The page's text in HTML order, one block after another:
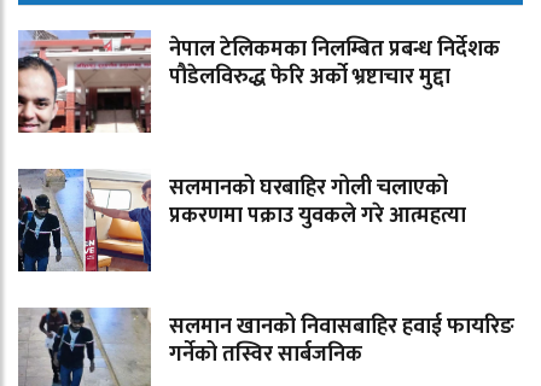
नेपाल टेलिकमका निलम्बित प्रबन्ध निर्देशक
पौडेलविरुद्ध फेरि अर्को भ्रष्टाचार मुद्दा
सलमानको घरबाहिर गोली चलाएको
प्रकरणमा पक्राउ युवकले गरे आत्महत्या
सलमान खानको निवासबाहिर हवाई फायरिङ
गर्नेको तस्विर सार्बजनिक